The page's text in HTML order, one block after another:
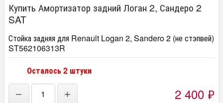
Купить Амортизатор задний Логан 2, Сандеро 2
SAT
Стойка задняя для Renault Logan 2, Sandero 2 (не стэпвей)
ST562106313R
Осталось 2 штуки
− + 2 400 ₽